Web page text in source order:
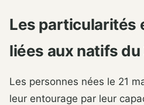
Les particularités
liées aux natifs du
Les personnes nées le 21
leur entourage par leur